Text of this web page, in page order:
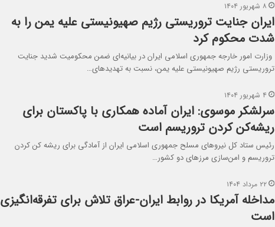
۸ شهریور ۱۴۰۴
ایران جنایت تروریستی رژیم صهیونیستی علیه یمن را به
شدت محکوم کرد
وزارت امور خارجه جمهوری اسلامی ایران در بیانیه‌ای ضمن محکومیت شدید جنایت
تروریستی رژیم صهیونیستی علیه یمن، نسبت به تهدیدهای…
۴ شهریور ۱۴۰۴
سرلشکر موسوی: ایران آماده همکاری با پاکستان برای
ریشه‌کن کردن تروریسم است
رئیس ستاد کل نیروهای مسلح جمهوری اسلامی ایران از آمادگی برای ریشه کن کردن
تروریسم و امن‌سازی مرزهای دو کشور…
۲۲ مرداد ۱۴۰۴
مداخله آمریکا در روابط ایران-عراق تلاش برای تفرقه‌انگیزی
است